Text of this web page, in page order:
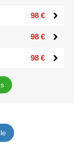
98 €
98 €
98 €